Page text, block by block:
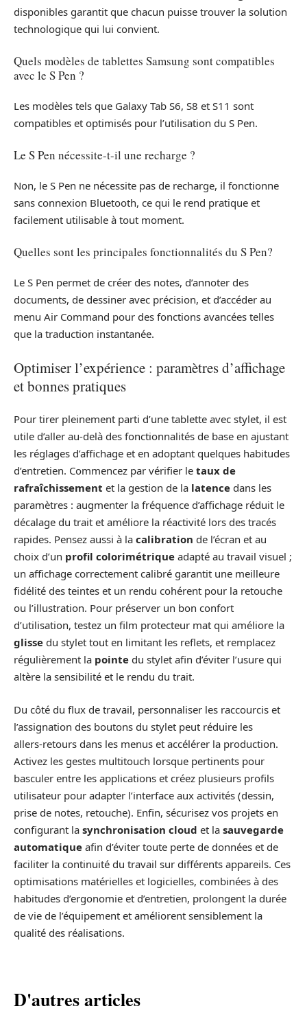
disponibles garantit que chacun puisse trouver la solution
technologique qui lui convient.
Quels modèles de tablettes Samsung sont compatibles
avec le S Pen ?
Les modèles tels que Galaxy Tab S6, S8 et S11 sont
compatibles et optimisés pour l’utilisation du S Pen.
Le S Pen nécessite-t-il une recharge ?
Non, le S Pen ne nécessite pas de recharge, il fonctionne
sans connexion Bluetooth, ce qui le rend pratique et
facilement utilisable à tout moment.
Quelles sont les principales fonctionnalités du S Pen?
Le S Pen permet de créer des notes, d’annoter des
documents, de dessiner avec précision, et d’accéder au
menu Air Command pour des fonctions avancées telles
que la traduction instantanée.
Optimiser l’expérience : paramètres d’affichage
et bonnes pratiques
Pour tirer pleinement parti d’une tablette avec stylet, il est
utile d’aller au‑delà des fonctionnalités de base en ajustant
les réglages d’affichage et en adoptant quelques habitudes
d’entretien. Commencez par vérifier le taux de
rafraîchissement et la gestion de la latence dans les
paramètres : augmenter la fréquence d’affichage réduit le
décalage du trait et améliore la réactivité lors des tracés
rapides. Pensez aussi à la calibration de l’écran et au
choix d’un profil colorimétrique adapté au travail visuel ;
un affichage correctement calibré garantit une meilleure
fidélité des teintes et un rendu cohérent pour la retouche
ou l’illustration. Pour préserver un bon confort
d’utilisation, testez un film protecteur mat qui améliore la
glisse du stylet tout en limitant les reflets, et remplacez
régulièrement la pointe du stylet afin d’éviter l’usure qui
altère la sensibilité et le rendu du trait.
Du côté du flux de travail, personnaliser les raccourcis et
l’assignation des boutons du stylet peut réduire les
allers‑retours dans les menus et accélérer la production.
Activez les gestes multitouch lorsque pertinents pour
basculer entre les applications et créez plusieurs profils
utilisateur pour adapter l’interface aux activités (dessin,
prise de notes, retouche). Enfin, sécurisez vos projets en
configurant la synchronisation cloud et la sauvegarde
automatique afin d’éviter toute perte de données et de
faciliter la continuité du travail sur différents appareils. Ces
optimisations matérielles et logicielles, combinées à des
habitudes d’ergonomie et d’entretien, prolongent la durée
de vie de l’équipement et améliorent sensiblement la
qualité des réalisations.
D'autres articles